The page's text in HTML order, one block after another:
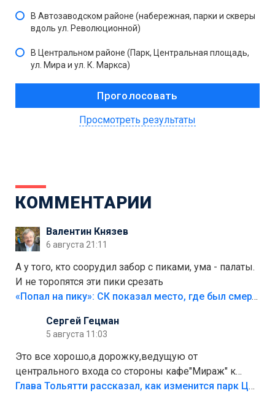
В Автозаводском районе (набережная, парки и скверы
вдоль ул. Революционной)
В Центральном районе (Парк, Центральная площадь,
ул. Мира и ул. К. Маркса)
Просмотреть результаты
КОММЕНТАРИИ
Валентин Князев
6 августа 21:11
А у того, кто соорудил забор с пиками, ума - палаты.
И не торопятся эти пики срезать
«Попал на пику»: СК показал место, где был смертельно травмирован ребенок в Тольятти
Сергей Гецман
5 августа 11:03
Это все хорошо,а дорожку,ведущую от
центрального входа со стороны кафе"Мираж" к
аттракционам слабо доделать?А то бордюры
Глава Тольятти рассказал, как изменится парк Центрального района